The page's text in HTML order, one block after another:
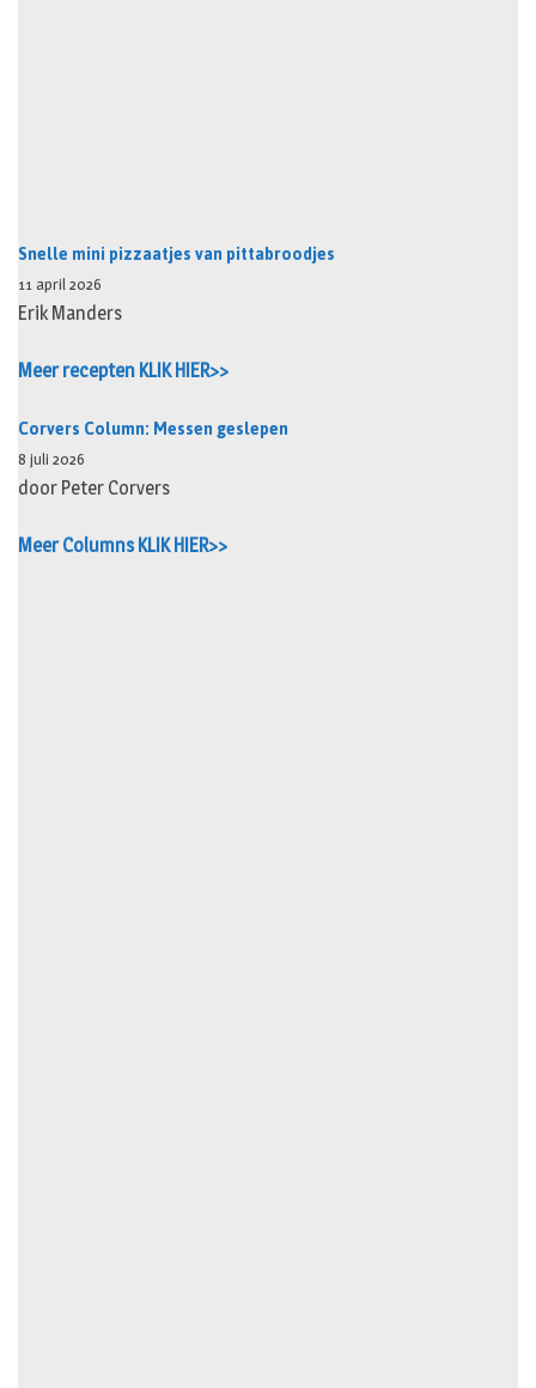
Snelle mini pizzaatjes van pittabroodjes
11 april 2026
Erik Manders
Meer recepten KLIK HIER>>
Corvers Column: Messen geslepen
8 juli 2026
door Peter Corvers
Meer Columns KLIK HIER>>